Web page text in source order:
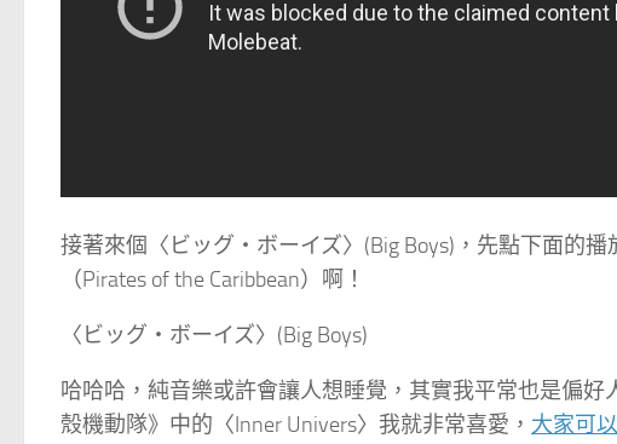
接著來個〈ビッグ・ボーイズ〉(Big Boys)，先點下面的
（Pirates of the Caribbean）啊！
〈ビッグ・ボーイズ〉(Big Boys)
哈哈哈，純音樂或許會讓人想睡覺，其實我平常也是偏
殼機動隊》中的〈Inner Univers〉我就非常喜愛， 大家可